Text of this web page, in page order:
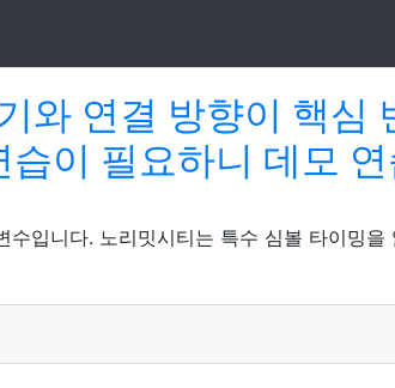
와 연결 방향이 핵심
이 필요하니 데모
입니다. 노리밋시티는 특수 심볼 타이밍